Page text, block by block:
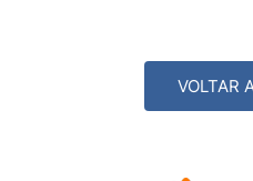
VOLTAR